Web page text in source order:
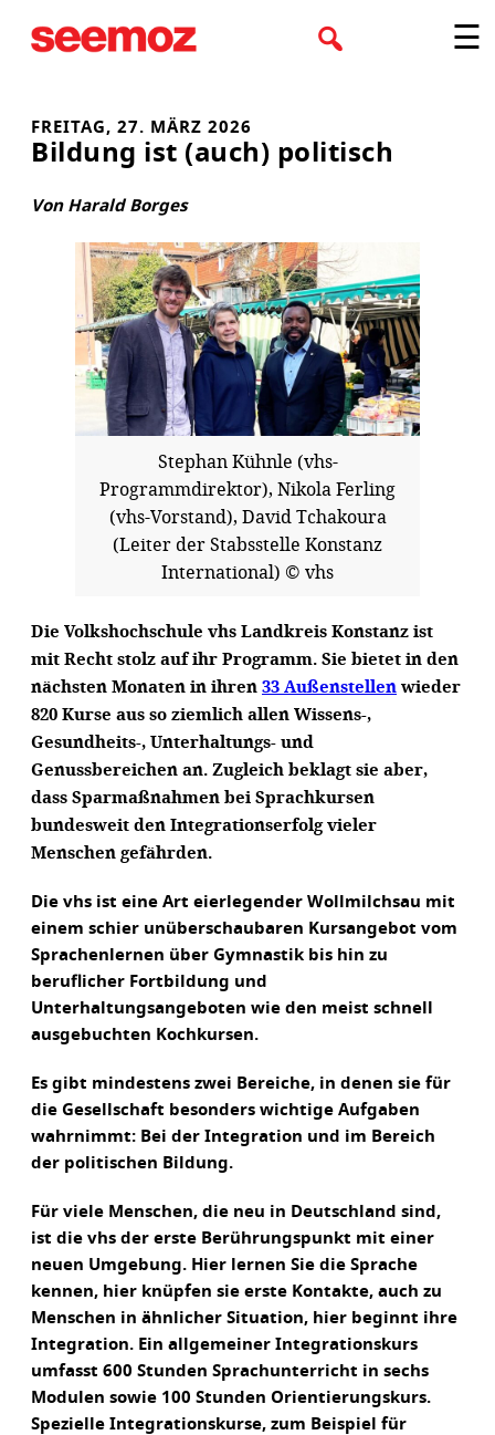
Inhalt
☰
FREITAG, 27. MÄRZ 2026
Bildung ist (auch) politisch
Von Harald Borges
Stephan Kühnle (vhs-
Programmdirektor), Nikola Ferling
(vhs-Vorstand), David Tchakoura
(Leiter der Stabsstelle Konstanz
International) © vhs
Die Volkshochschule vhs Landkreis Konstanz ist
mit Recht stolz auf ihr Programm. Sie bietet in den
nächsten Monaten in ihren33 Außenstellenwieder
820 Kurse aus so ziemlich allen Wissens-,
Gesundheits-, Unterhaltungs- und
Genussbereichen an. Zugleich beklagt sie aber,
dass Sparmaßnahmen bei Sprachkursen
bundesweit den Integrationserfolg vieler
Menschen gefährden.
Die vhs ist eine Art eierlegender Wollmilchsau mit
einem schier unüberschaubaren Kursangebot vom
Sprachenlernen über Gymnastik bis hin zu
beruflicher Fortbildung und
Unterhaltungsangeboten wie den meist schnell
ausgebuchten Kochkursen.
Es gibt mindestens zwei Bereiche, in denen sie für
die Gesellschaft besonders wichtige Aufgaben
wahrnimmt: Bei der Integration und im Bereich
der politischen Bildung.
Für viele Menschen, die neu in Deutschland sind,
ist die vhs der erste Berührungspunkt mit einer
neuen Umgebung. Hier lernen Sie die Sprache
kennen, hier knüpfen sie erste Kontakte, auch zu
Menschen in ähnlicher Situation, hier beginnt ihre
Integration. Ein allgemeiner Integrationskurs
umfasst 600 Stunden Sprachunterricht in sechs
Modulen sowie 100 Stunden Orientierungskurs.
Spezielle Integrationskurse, zum Beispiel für